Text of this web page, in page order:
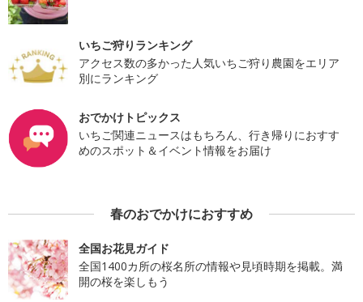
いちご狩りランキング
アクセス数の多かった人気いちご狩り農園をエリア
別にランキング
おでかけトピックス
いちご関連ニュースはもちろん、行き帰りにおすす
めのスポット＆イベント情報をお届け
春のおでかけにおすすめ
全国お花見ガイド
全国1400カ所の桜名所の情報や見頃時期を掲載。満
開の桜を楽しもう